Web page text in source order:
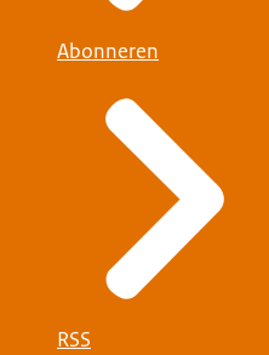
Abonneren
RSS